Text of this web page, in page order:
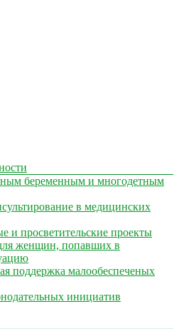
беременным и многодетным
в медицинских
и просветительские проекты
женщин, попавших в
поддержка малообеспеченых
инициатив